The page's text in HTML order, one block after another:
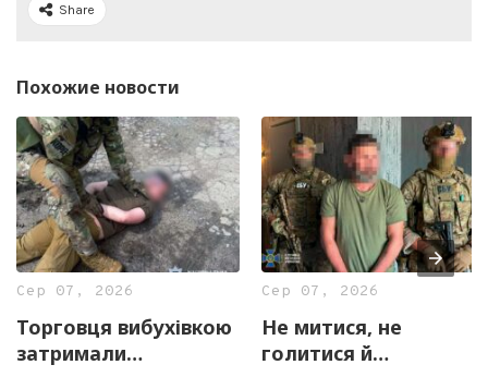
Share
Похожие новости
Сер 07, 2026
Торговця вибухівкою
затримали
Сер 07, 2026
Не митися, не
голитися й